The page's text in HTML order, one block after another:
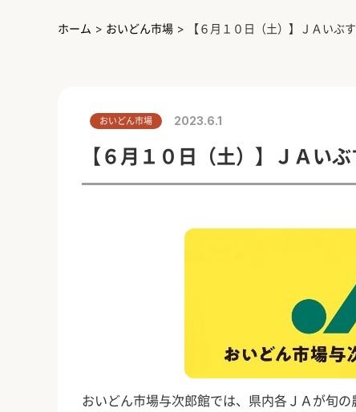
ホーム > おいどん市場 > 【６月１０日（土）】ＪＡいぶ
おいどん市場 2023.6.1
【６月１０日（土）】ＪＡい
おいどん市場与次郎館では、県内各ＪＡが旬